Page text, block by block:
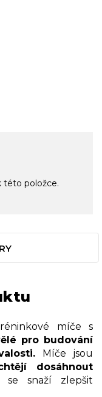
této položce.
míče s
pro budování
Míče jsou
dosáhnout
snaží zlepšit